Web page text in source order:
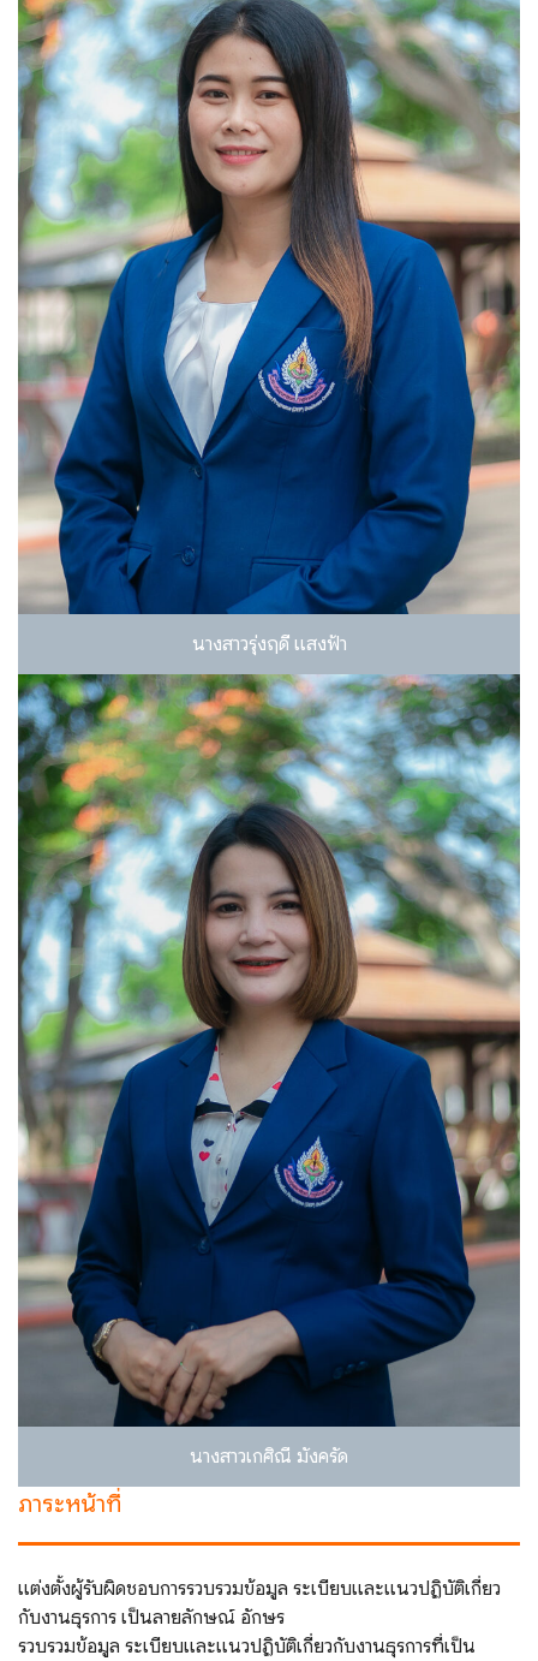
นางสาวรุ่งฤดี แสงฟ้า
นางสาวเกศิณี มังครัด
ภาระหน้าที่
แต่งตั้งผู้รับผิดชอบการรวบรวมข้อมูล ระเบียบและแนวปฏิบัติเกี่ยว
กับงานธุรการ เป็นลายลักษณ์ อักษร
รวบรวมข้อมูล ระเบียบและแนวปฏิบัติเกี่ยวกับงานธุรการที่เป็น